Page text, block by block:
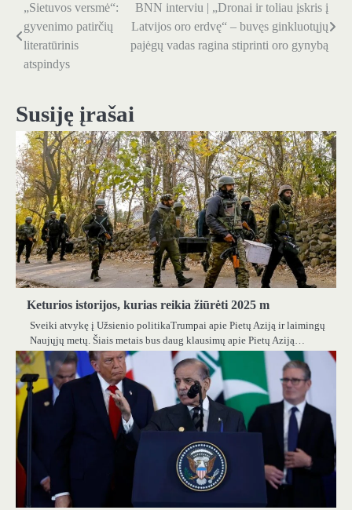
Navigacija
tarp
įrašų
„Sietuvos versmė“:
gyvenimo patirčių
literatūrinis
atspindys
BNN interviu | „Dronai ir toliau įskris į
Latvijos oro erdvę“ – buvęs ginkluotųjų
pajėgų vadas ragina stiprinti oro gynybą
Susiję įrašai
Keturios istorijos, kurias reikia žiūrėti 2025 m
Sveiki atvykę į Užsienio politikaTrumpai apie Pietų Aziją ir laimingų
Naujųjų metų. Šiais metais bus daug klausimų apie Pietų Aziją…